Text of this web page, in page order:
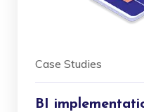
Case Studies
BI